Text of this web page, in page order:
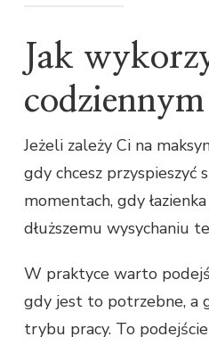
Jak
Jeżeli zależy Ci na
gdy chcesz przyspieszyć
momentach, gdy
dłuższemu wysychaniu
W praktyce warto
gdy jest to potrzebne, a
trybu pracy. To